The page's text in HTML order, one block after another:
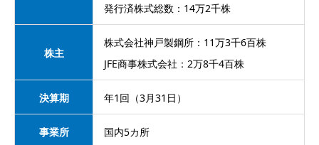
発行済株式総数：14万2千株
株主
株式会社神戸製鋼所：11万3千6百株
JFE商事株式会社：2万8千4百株
決算期 年1回（3月31日）
事業所 国内5カ所